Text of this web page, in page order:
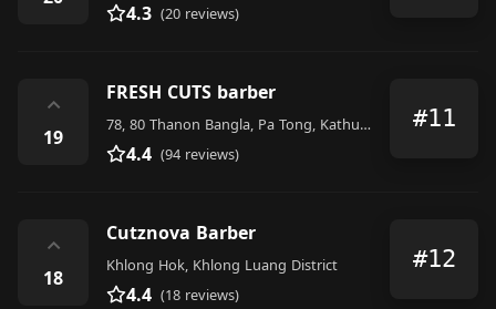
4.3 (20 reviews)
⌃
19
FRESH CUTS barber
78, 80 Thanon Bangla, Pa Tong, Kathu District
4.4 (94 reviews)
#11
⌃
18
Cutznova Barber
Khlong Hok, Khlong Luang District
4.4 (18 reviews)
#12